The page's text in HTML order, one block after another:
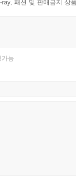
패션 및 판매금지 상
능